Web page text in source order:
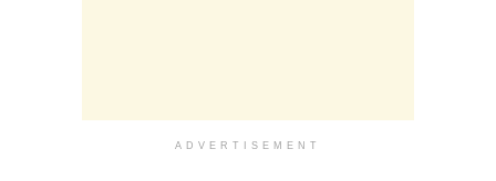
ADVERTISEMENT